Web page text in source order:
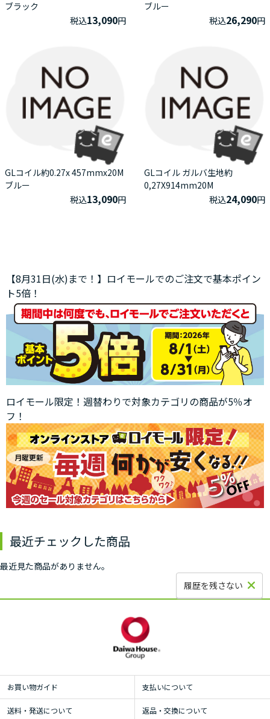
ブラック
税込13,090円
ブルー
税込26,290円
GLコイル約0.27x 457mmx20M
ブルー
税込13,090円
GLコイル ガルバ生地約
0,27X914mm20M
税込24,090円
【8月31日(水)まで！】ロイモールでのご注文で基本ポイン
ト5倍！
ロイモール限定！週替わりで対象カテゴリの商品が5％オ
フ！
最近チェックした商品
最近見た商品がありません。
履歴を残さない
お買い物ガイド 支払いについて
送料・発送について 返品・交換について